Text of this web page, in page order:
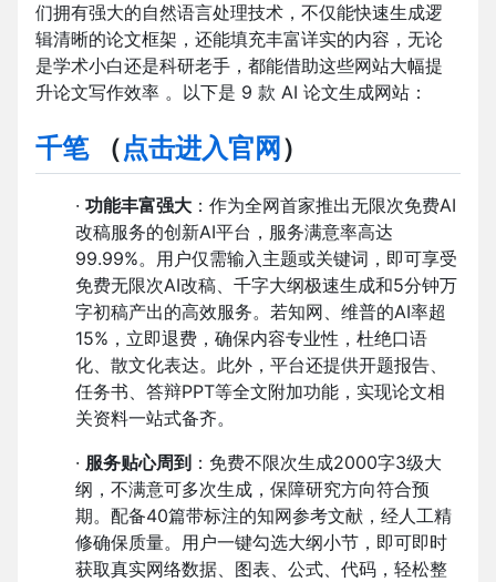
们拥有强大的自然语言处理技术，不仅能快速生成逻
辑清晰的论文框架，还能填充丰富详实的内容，无论
是学术小白还是科研老手，都能借助这些网站大幅提
升论文写作效率 。以下是 9 款 AI 论文生成网站：
千笔（点击进入官网 ）
· 功能丰富强大 ：作为全网首家推出无限次免费AI
改稿服务的创新AI平台，服务满意率高达
99.99%。用户仅需输入主题或关键词，即可享受
免费无限次AI改稿、千字大纲极速生成和5分钟万
字初稿产出的高效服务。若知网、维普的AI率超
15%，立即退费，确保内容专业性，杜绝口语
化、散文化表达。此外，平台还提供开题报告、
任务书、答辩PPT等全文附加功能，实现论文相
关资料一站式备齐。
· 服务贴心周到 ：免费不限次生成2000字3级大
纲，不满意可多次生成，保障研究方向符合预
期。配备40篇带标注的知网参考文献，经人工精
修确保质量。用户一键勾选大纲小节，即可即时
获取真实网络数据、图表、公式、代码，轻松整